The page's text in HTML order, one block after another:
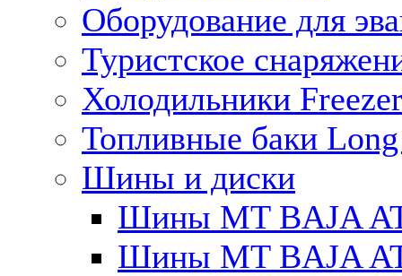
Оборудование для
Туристское
Холодильники
Топливные баки
Шины и диски
Шины MT BAJA
Шины MT BAJA